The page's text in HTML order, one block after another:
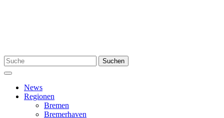
Suchen
nach:
Suchen
Menü
News
Regionen
Bremen
Bremerhaven